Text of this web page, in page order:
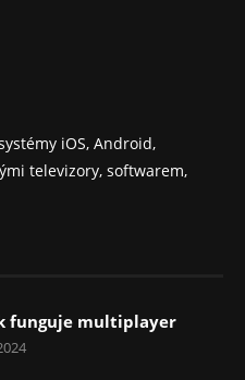
iOS, Android,
televizory, softwarem,
funguje multiplayer